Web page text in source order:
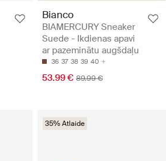
Bianco
BIAMERCURY Sneaker
Suede - Ikdienas apavi
ar pazeminātu augšdaļu
36 37 38 39 40
53.99 € 89.99 €
35% Atlaide